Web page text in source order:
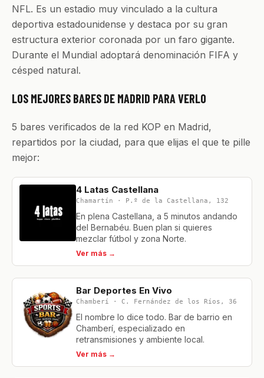
NFL. Es un estadio muy vinculado a la cultura
deportiva estadounidense y destaca por su gran
estructura exterior coronada por un faro gigante.
Durante el Mundial adoptará denominación FIFA y
césped natural.
LOS MEJORES BARES DE MADRID PARA VERLO
5 bares verificados de la red KOP en Madrid,
repartidos por la ciudad, para que elijas el que te pille
mejor:
4 Latas Castellana
Chamartín · P.º de la Castellana, 132
En plena Castellana, a 5 minutos andando
del Bernabéu. Buen plan si quieres
mezclar fútbol y zona Norte.
Ver más →
Bar Deportes En Vivo
Chamberí · C. Fernández de los Ríos, 36
El nombre lo dice todo. Bar de barrio en
Chamberí, especializado en
retransmisiones y ambiente local.
Ver más →